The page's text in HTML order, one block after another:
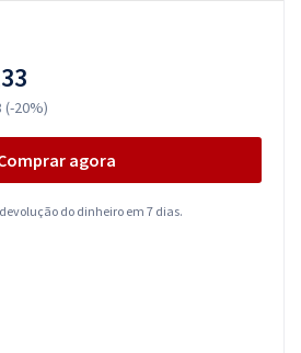
(-20%)
agora
do dinheiro em 7 dias.